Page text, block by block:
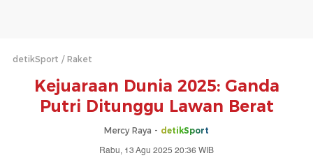
detikSport Raket
Kejuaraan Dunia 2025: Ganda
Putri Ditunggu Lawan Berat
Mercy Raya - detikSport
Rabu, 13 Agu 2025 20:36 WIB